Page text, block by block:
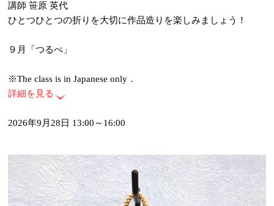
講師 笹原 英代
ひとつひとつの折りを大切に作品造りを楽しみましょう！
９月「つるべ」
※The class is in Japanese only．
詳細を見る
2026年9月28日 13:00～16:00